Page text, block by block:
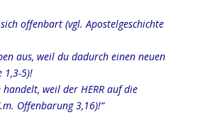
offenbart (vgl. Apostelgeschichte
aus, weil du dadurch einen neuen
1,3-5)!
weil der HERR auf die
Offenbarung 3,16)!“